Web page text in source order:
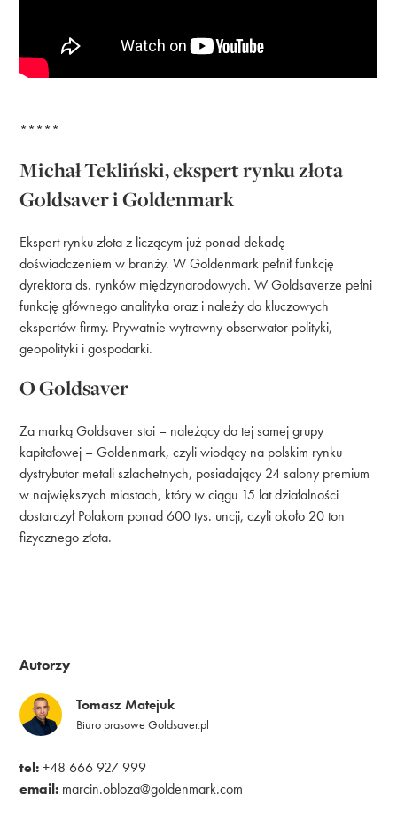
Autorzy
Tomasz Matejuk
Biuro prasowe Goldsaver.pl
tel: +48 666 927 999
email: marcin.obloza@goldenmark.com
*****
Michał Tekliński, ekspert rynku złota
Goldsaver i Goldenmark
Ekspert rynku złota z liczącym już ponad dekadę
doświadczeniem w branży. W Goldenmark pełnił funkcję
dyrektora ds. rynków międzynarodowych. W Goldsaverze pełni
funkcję głównego analityka oraz i należy do kluczowych
ekspertów firmy. Prywatnie wytrawny obserwator polityki,
geopolityki i gospodarki.
O Goldsaver
Za marką Goldsaver stoi – należący do tej samej grupy
kapitałowej – Goldenmark, czyli wiodący na polskim rynku
dystrybutor metali szlachetnych, posiadający 24 salony premium
w największych miastach, który w ciągu 15 lat działalności
dostarczył Polakom ponad 600 tys. uncji, czyli około 20 ton
fizycznego złota.